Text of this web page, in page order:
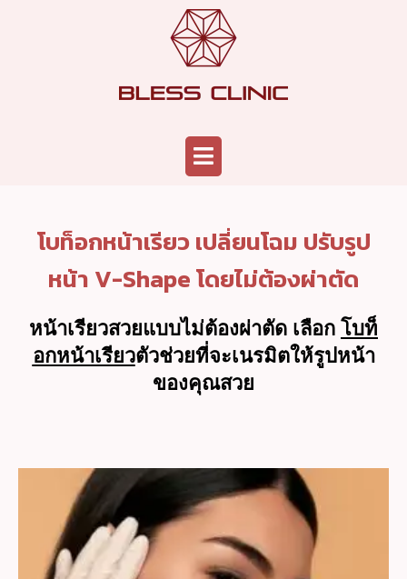
Menu
โบท็อกหน้าเรียว เปลี่ยนโฉม ปรับรูป
หน้า V-Shape โดยไม่ต้องผ่าตัด
หน้าเรียวสวยแบบไม่ต้องผ่าตัด เลือก โบท็
อกหน้าเรียวตัวช่วยที่จะเนรมิตให้รูปหน้า
ของคุณสวย